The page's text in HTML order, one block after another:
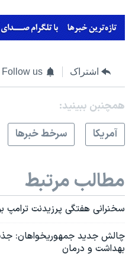
اشتراک Follow us
همچنبن ببینید:
آمريکا
سرخط خبرها
مطالب مرتبط
سخنرانی هفتگی پرزیدنت ترامپ
چالش جدید جمهوریخواهان:‌
بهداشت و درمان